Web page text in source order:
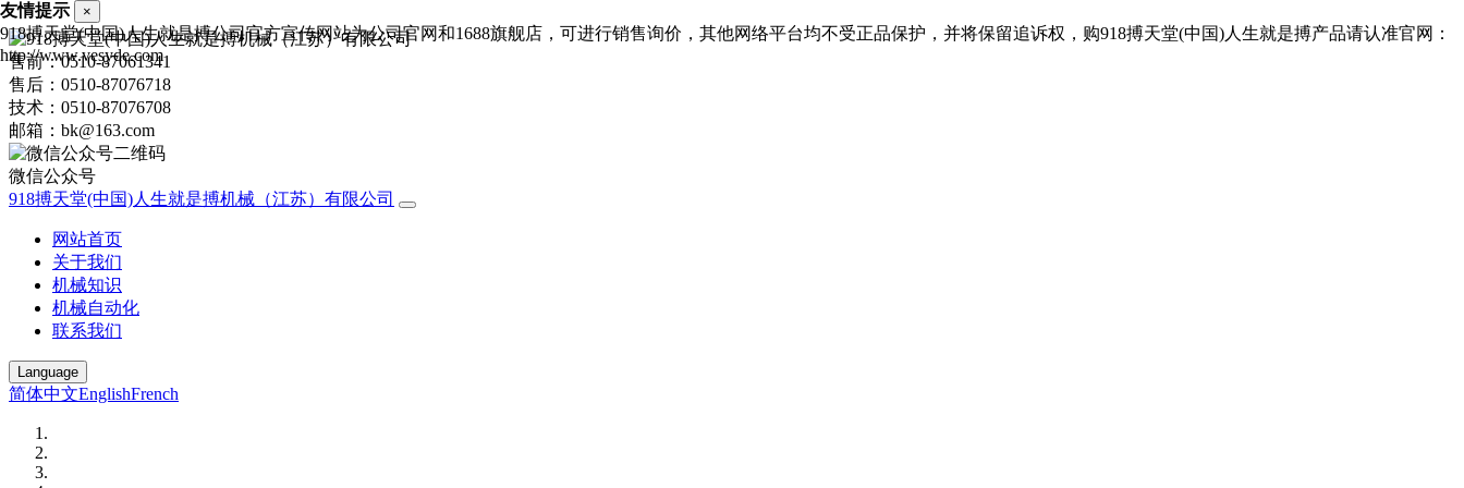
售前：0510-87061341
售后：0510-87076718
技术：0510-87076708
邮箱：bk@163.com
微信公众号
918搏天堂(中国)人生就是搏机械（江苏）有限公司
网站首页
关于我们
机械知识
机械自动化
联系我们
Language
简体中文EnglishFrench
友情提示 ×
918搏天堂(中国)人生就是搏公司官方宣传网站为公司官网和1688旗舰店，可进行销售询价，其他网络平台均不受正品保护，并将保留追诉权，购918搏天堂(中国)人生就是搏产品请认准官网：
http://www.vesyde.com